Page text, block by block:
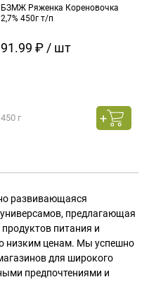
БЗМЖ Ряженка Кореновочка
2,7% 450г т/п
91.99 ₽ / шт
450 г
развивающаяся
предлагающая
питания и
низким ценам. Мы успешно
для широкого
предпочтениями и